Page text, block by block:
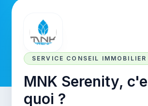
SERVICE CONSEIL IMMOBILIER
MNK Serenity,
quoi ?